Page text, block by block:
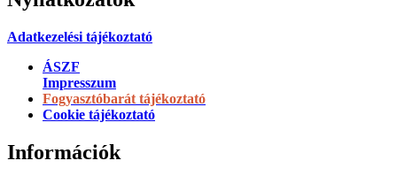
Adatkezelési tájékoztató
ÁSZF
Impresszum
Fogyasztóbarát tájékoztató
Cookie tájékoztató
Információk